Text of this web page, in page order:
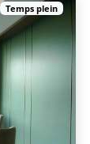
Temps plein